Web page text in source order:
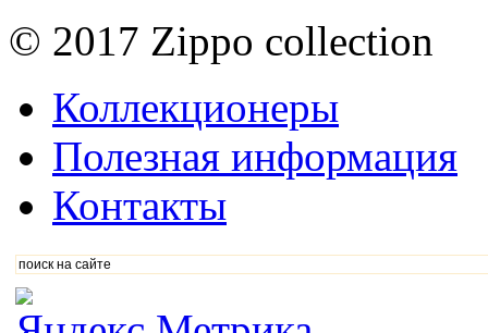
© 2017 Zippo collection
Коллекционеры
Полезная информация
Контакты